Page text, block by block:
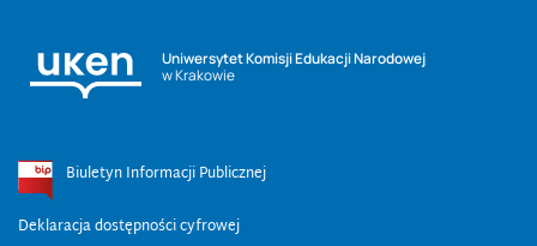
Uniwersytet Komisji Edukacji Narodowej
w Krakowie
Biuletyn Informacji Publicznej
Deklaracja dostępności cyfrowej